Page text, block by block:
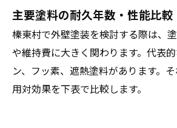
主要塗料の耐久年数・性能比較
榛東村で外壁塗装を検討する際は、
や維持費に大きく関わります。代表
ン、フッ素、遮熱塗料があります。
用対効果を下表で比較します。